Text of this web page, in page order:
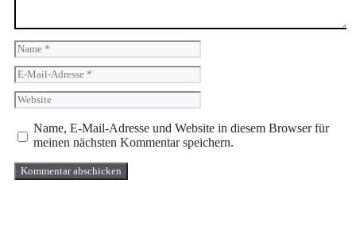
Name
E-
Mail-
Adresse
Website
Name, E-Mail-Adresse und Website in diesem Browser für
meinen nächsten Kommentar speichern.